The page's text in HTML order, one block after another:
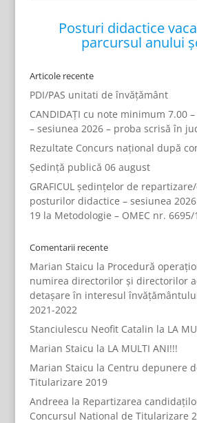
Posturi didactice
parcursul anului
Articole recente
PDI/PAS unitati de învățământ
CANDIDAȚI cu note minimum 7.00
– sesiunea 2026 – proba scrisă în
Rezultate Concurs național după
Ședință publică 06 august
GRAFICUL ședințelor de
posturilor didactice – sesiunea
19 la Metodologie – OMEC nr. 6695/
Comentarii recente
Marian Staicu la Procedură
numirea directorilor și directorilor
detașare în interesul
2021-2022
Stanciulescu Neofit Catalin la LA
Marian Staicu la LA MULTI ANI!!!
Marian Staicu la Centru depunere
Titularizare 2019
Andreea la Repartizarea
Concursul National de Titularizare